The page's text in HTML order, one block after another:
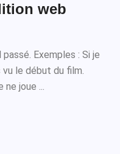
web
Exemples : Si je
vu le début du film.
ne joue ...